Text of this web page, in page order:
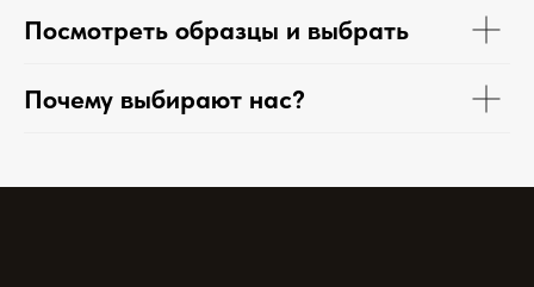
Посмотреть образцы и выбрать
Почему выбирают нас?